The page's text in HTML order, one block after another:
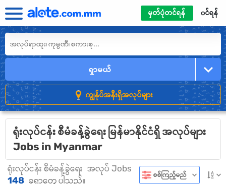
မှတ်ပုံတင်ရန် ၀င်ရန်
ရှာမယ်
ကျွန်ုပ်အနီးရှိအလုပ်များ
ရုံးလုပ်ငန်း စီမံခန့်ခွဲရေး မြန်မာနိုင်ငံရှိ အလုပ်များ
Jobs in Myanmar
ရုံးလုပ်ငန်း စီမံခန့်ခွဲရေး အလုပ် Jobs
148 ခုရှာတွေ့ပါသည်။
စစ်ကြည့်မည်